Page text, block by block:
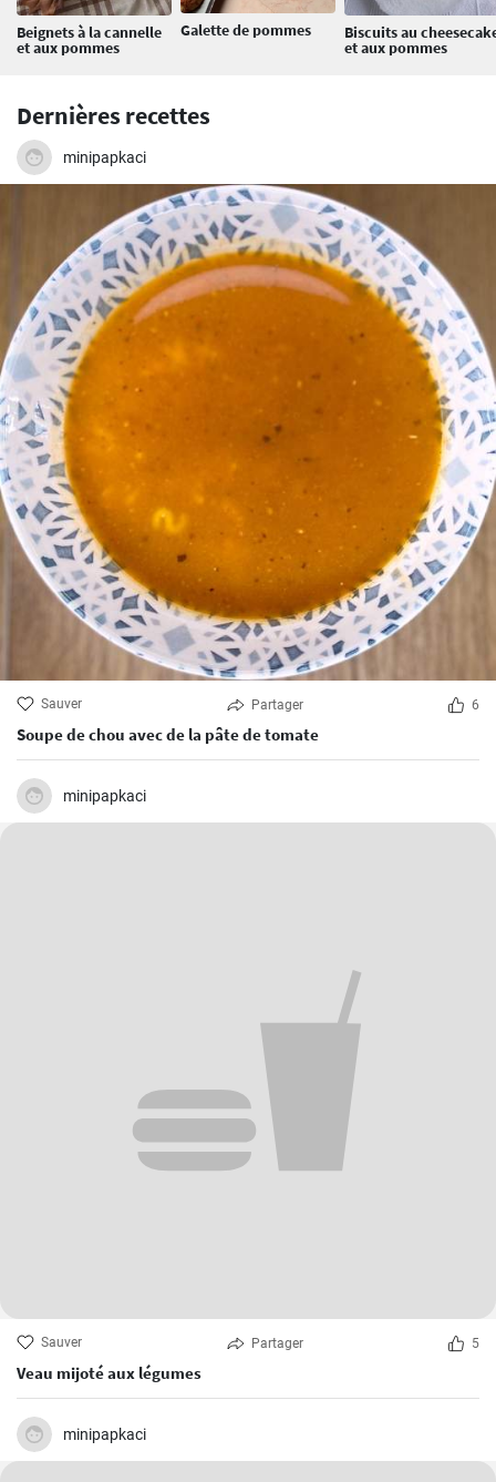
Beignets à la cannelle
et aux pommes
Galette de pommes Biscuits au
et aux pommes
Dernières recettes
minipapkaci
Sauver Partager 6
Soupe de chou avec de la pâte de tomate
minipapkaci
Sauver Partager 5
Veau mijoté aux légumes
minipapkaci